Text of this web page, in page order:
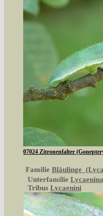
07024 Zitronenfalter
Familie Bläulinge
Unterfamilie
Tribus Lycaenini